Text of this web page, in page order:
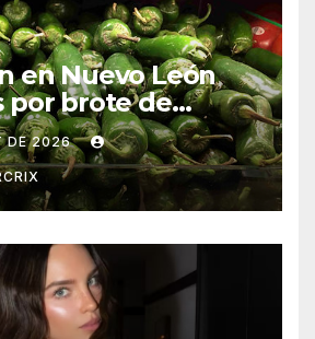
en Nuevo León
por brote de
en Estados Unidos
DE 2026